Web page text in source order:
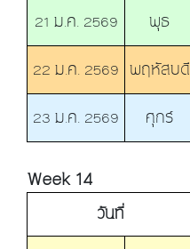
21 ม.ค. 2569
พุธ
22 ม.ค. 2569 พฤหัสบดี
23 ม.ค. 2569
ศุกร์
Week 14
วันที่